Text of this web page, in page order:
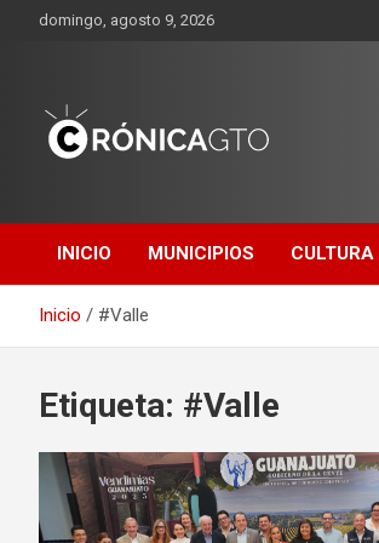
domingo, agosto 9, 2026
GUANAJUATO
INICIO MUNICIPIOS CULTURA
Inicio #Valle
Etiqueta: #Valle